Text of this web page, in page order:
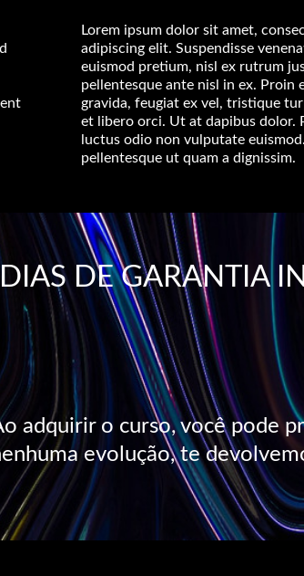
Lorem ipsum dolor sit amet,
adipiscing elit. Suspendisse
euismod pretium, nisl ex rutrum
pellentesque ante nisl in ex. Proin
gravida, feugiat ex vel, tristique
et libero orci. Ut at dapibus dolor.
luctus odio non vulputate
pellentesque ut quam a dignissim.
DE GARANTIA
adquirir o curso, você pode
evolução, te